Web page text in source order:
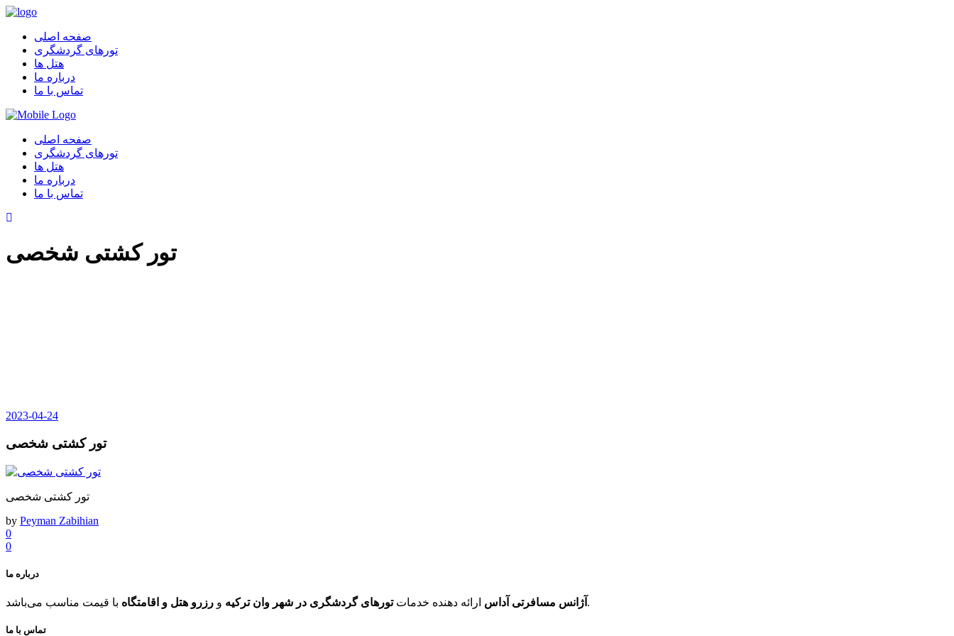
صفحه اصلی
تورهای گردشگری
هتل ها
درباره ما
تماس با ما
صفحه اصلی
تورهای گردشگری
هتل ها
درباره ما
تماس با ما
تور کشتی شخصی
2023-04-24
تور کشتی شخصی
تور کشتی شخصی
by Peyman Zabihian
0
0
درباره ما
آژانس مسافرتی آداس ارائه دهنده خدماتتورهای گردشگری در شهر وان ترکیه و رزرو هتل و اقامتگاه با قیمت مناسب می‌باشد.
تماس با ما